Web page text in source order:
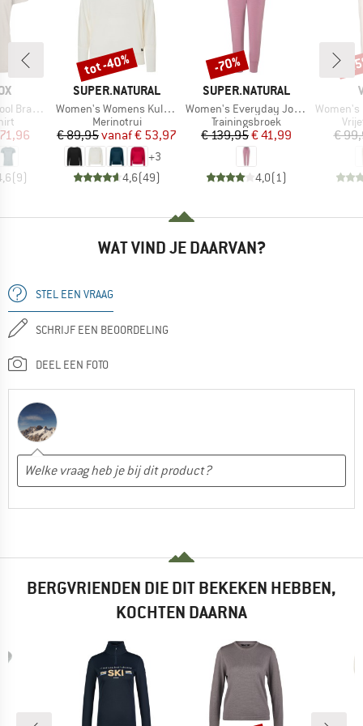
T-Shirt
prijs
(9)
MERK
SUPER.NATURAL
Artikel
Women's Womens Kula Top
Productgroep
Merinotrui
Prijs
€ 89,95 Verlaagde prijs
vanaf€ 53,97
+3
4,6(49)
Korting
tot -40%
MERK
SUPER.NATURAL
Artikel
Women's Everyday Jogg Pants
Productgroep
Trainingsbroek
Prijs
€ 139,95Verlaagde prijs
€ 41,99
4,0(1 )
Korting
-70%
Artikel
Women's
€
-
WAT VIND JE DAARVAN?
STEL EEN VRAAG
SCHRIJF EEN BEOORDELING
DEEL EEN FOTO
BERGVRIENDEN DIE DIT BEKEKEN HEBBEN,
KOCHTEN DAARNA